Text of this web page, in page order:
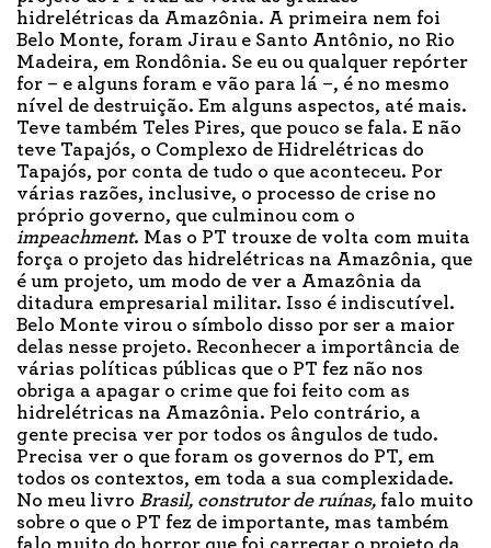
hidrelétricas da Amazônia. A primeira nem foi
Belo Monte, foram Jirau e Santo Antônio, no Rio
Madeira, em Rondônia. Se eu ou qualquer repórter
for – e alguns foram e vão para lá –, é no mesmo
nível de destruição. Em alguns aspectos, até mais.
Teve também Teles Pires, que pouco se fala. E não
teve Tapajós, o Complexo de Hidrelétricas do
Tapajós, por conta de tudo o que aconteceu. Por
várias razões, inclusive, o processo de crise no
próprio governo, que culminou com o
impeachment. Mas o PT trouxe de volta com muita
força o projeto das hidrelétricas na Amazônia, que
é um projeto, um modo de ver a Amazônia da
ditadura empresarial militar. Isso é indiscutível.
Belo Monte virou o símbolo disso por ser a maior
delas nesse projeto. Reconhecer a importância de
várias políticas públicas que o PT fez não nos
obriga a apagar o crime que foi feito com as
hidrelétricas na Amazônia. Pelo contrário, a
gente precisa ver por todos os ângulos de tudo.
Precisa ver o que foram os governos do PT, em
todos os contextos, em toda a sua complexidade.
No meu livro Brasil, construtor de ruínas, falo muito
sobre o que o PT fez de importante, mas também